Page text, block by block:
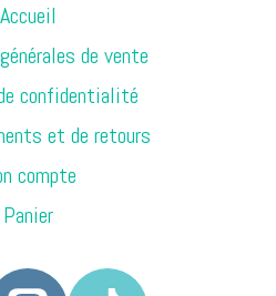
Accueil
de vente
confidentialité
et de retours
compte
Panier